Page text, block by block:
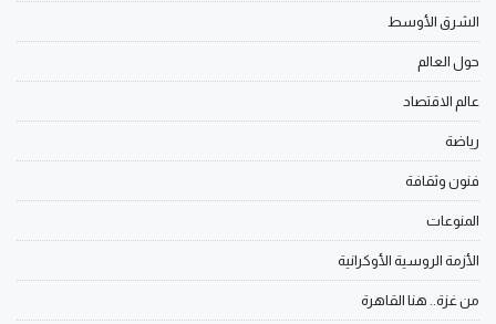
الشرق الأوسط
حول العالم
عالم الاقتصاد
رياضة
فنون وثقافة
المنوعات
الأزمة الروسية الأوكرانية
من غزة.. هنا القاهرة